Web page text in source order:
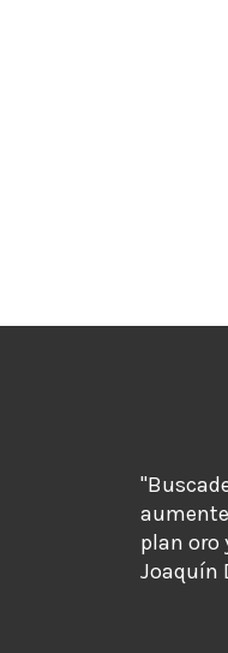
plan oro
Joaquín